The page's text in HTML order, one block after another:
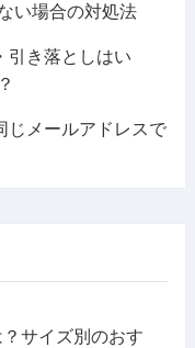
い場合の対処法
引き落としはい
じメールアドレスで
サイズ別のおす